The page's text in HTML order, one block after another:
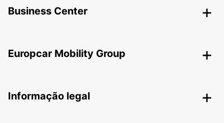
Business Center
Europcar Mobility Group
Informação legal